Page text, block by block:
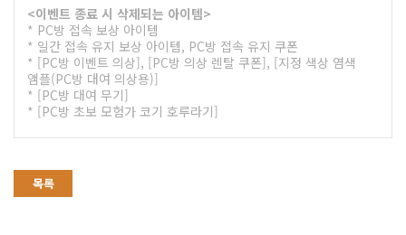
<이벤트 종료 시 삭제되는 아이템>
* PC방 접속 보상 아이템
* 일간 접속 유지 보상 아이템, PC방 접속 유지 쿠폰
* [PC방 이벤트 의상], [PC방 의상 렌탈 쿠폰], [지정 색상 염색
앰플(PC방 대여 의상용)]
* [PC방 대여 무기]
* [PC방 초보 모험가 코기 호루라기]
목록